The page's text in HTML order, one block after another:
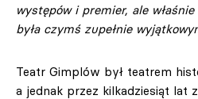
występów i premier, ale
była czymś zupełnie
Teatr Gimplów był teatrem
a jednak przez kilkadziesiąt lat